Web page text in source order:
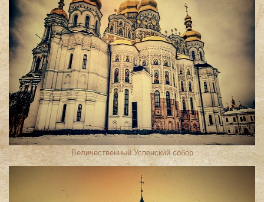
Величественный Успенский собор